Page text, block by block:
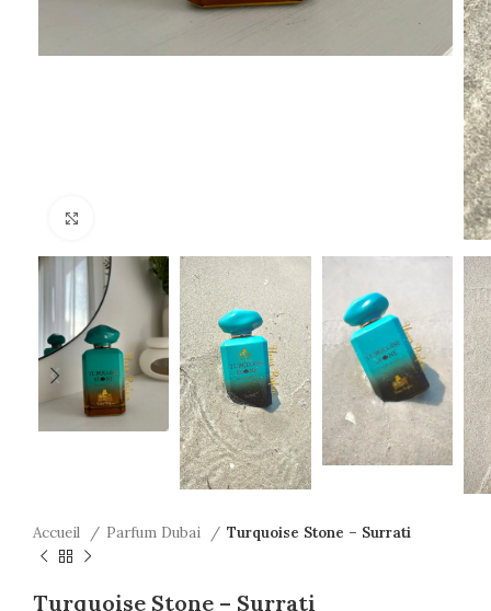
Accueil Parfum Dubai Turquoise Stone – Surrati
Turquoise Stone – Surrati